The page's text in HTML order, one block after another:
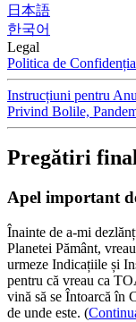
日本語
한국어
Legal
Politica de
Instrucțiuni pentru
Privind Bolile,
Pregătiri
Apel important
Înainte de a-mi
Planetei Pământ,
urmeze Indicațiile și
pentru că vreau ca
vină să se Întoarcă în
de unde este. (